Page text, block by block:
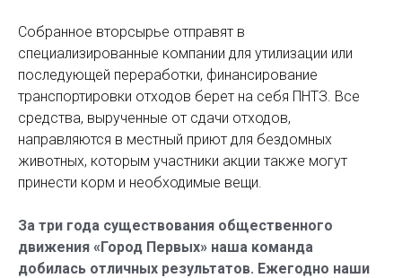
Собранное вторсырье отправят в
специализированные компании для утилизации или
последующей переработки, финансирование
транспортировки отходов берет на себя ПНТЗ. Все
средства, вырученные от сдачи отходов,
направляются в местный приют для бездомных
животных, которым участники акции также могут
принести корм и необходимые вещи.
За три года существования общественного
движения «Город Первых» наша команда
добилась отличных результатов. Ежегодно наши